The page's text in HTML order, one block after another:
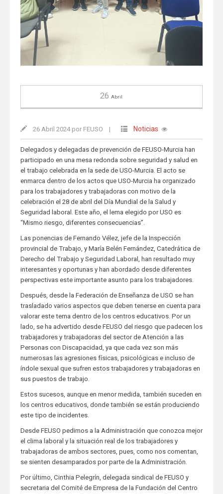
26Abril
26 Abril 2024 por FEUSO | Noticias
Delegados y delegadas de prevención de FEUSO-Murcia han
participado en una mesa redonda sobre seguridad y salud en
el trabajo celebrada en la sede de USO-Murcia. El acto se
enmarca dentro de los actos que USO-Murcia ha organizado
para los trabajadores y trabajadoras con motivo de la
celebración el 28 de abril del Día Mundial de la Salud y
Seguridad laboral. Este año, el lema elegido por USO es
“Mismo riesgo, diferentes consecuencias”.
Las ponencias de Fernando Vélez, jefe de la Inspección
provincial de Trabajo, y María Belén Fernández, Catedrática de
Derecho del Trabajo y Seguridad Laboral, han resultado muy
interesantes y oportunas y han abordado desde diferentes
perspectivas este importante asunto para los trabajadores.
Después, desde la Federación de Enseñanza de USO se han
trasladado varios aspectos que deben tenerse en cuenta para
valorar este tema dentro de los centros educativos. Por un
lado, se ha advertido desde FEUSO del riesgo que padecen los
trabajadores y trabajadoras del sector de Atención a las
Personas con Discapacidad, ya que cada vez son más
numerosas las agresiones físicas, psicológicas e incluso de
índole sexual que sufren estos trabajadores y trabajadoras en
sus puestos de trabajo.
Estos sucesos, aunque en menor medida, también suceden en
los centros educativos, donde también se están produciendo
este tipo de incidentes.
Desde FEUSO pedimos a la Administración que conozca mejor
el clima laboral y la situación real de los trabajadores y
trabajadoras de ambos sectores, pues, como nos comentan,
se sienten desamparados por parte de la Administración.
Por último, Cinthia Pelegrín, delegada sindical de FEUSO y
secretaria del Comité de Empresa de la Fundación del Centro